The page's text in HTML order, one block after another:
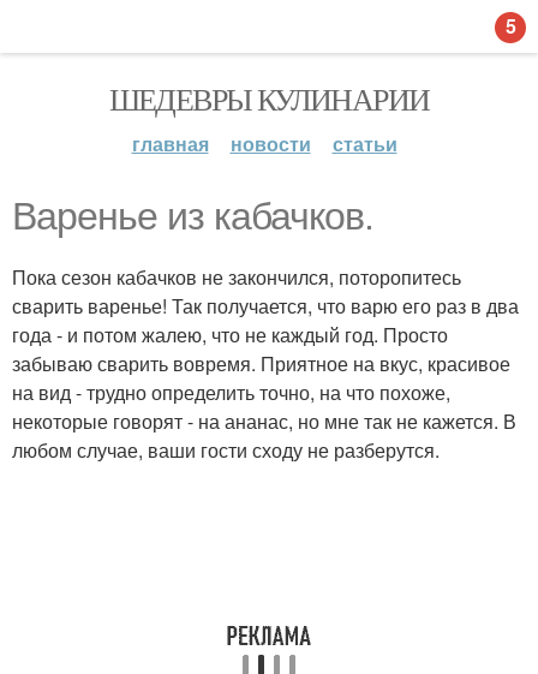
ШЕДЕВРЫ КУЛИНАРИИ
главная новости статьи
Варенье из кабачков.
Пока сезон кабачков не закончился, поторопитесь
сварить варенье! Так получается, что варю его раз в два
года - и потом жалею, что не каждый год. Просто
забываю сварить вовремя. Приятное на вкус, красивое
на вид - трудно определить точно, на что похоже,
некоторые говорят - на ананас, но мне так не кажется. В
любом случае, ваши гости сходу не разберутся.
5